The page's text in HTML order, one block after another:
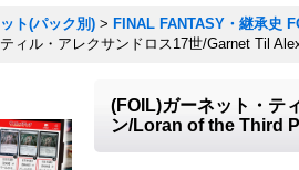
ト(パック別) > FINAL FANTASY・継承史
ィル・アレクサンドロス17世/Garnet Til
(FOIL)ガーネット・
ン/Loran of the Third